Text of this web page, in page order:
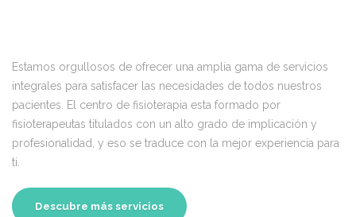
Estamos orgullosos de ofrecer una amplia gama de servicios
integrales para satisfacer las necesidades de todos nuestros
pacientes. El centro de fisioterapia esta formado por
fisioterapeutas titulados con un alto grado de implicación y
profesionalidad, y eso se traduce con la mejor experiencia para
ti.
Descubre más servicios